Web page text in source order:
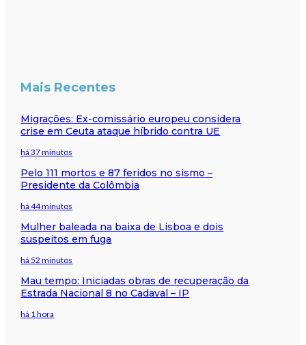
Mais Recentes
Migrações: Ex-comissário europeu considera
crise em Ceuta ataque híbrido contra UE
há 37 minutos
Pelo 111 mortos e 87 feridos no sismo –
Presidente da Colômbia
há 44 minutos
Mulher baleada na baixa de Lisboa e dois
suspeitos em fuga
há 52 minutos
Mau tempo: Iniciadas obras de recuperação da
Estrada Nacional 8 no Cadaval – IP
há 1 hora